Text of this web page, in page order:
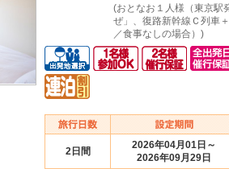
(おとなお１人様（東京駅
ぜ」、復路新幹線Ｃ列車
／食事なしの場合）)
2日間
2026年04月01日～
2026年09月29日